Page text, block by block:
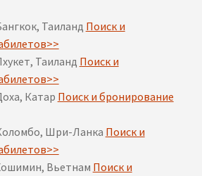
Таиланд Поиск и
Таиланд Поиск и
Катар Поиск и бронирование
Шри-Ланка Поиск и
Вьетнам Поиск и